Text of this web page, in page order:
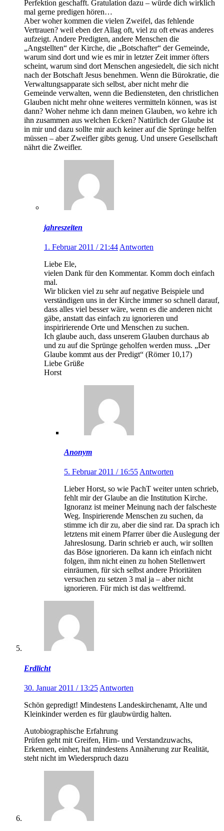
Perfektion geschafft. Gratulation dazu – würde dich wirklich
mal gerne predigen hören…
Aber woher kommen die vielen Zweifel, das fehlende
Vertrauen? weil eben der Allag oft, viel zu oft etwas anderes
aufzeigt. Andere Predigten, andere Menschen die
„Angstellten“ der Kirche, die „Botschafter“ der Gemeinde,
warum sind dort und wie es mir in letzter Zeit immer öfters
scheint, warum sind dort Menschen angesiedelt, die sich nicht
nach der Botschaft Jesus benehmen. Wenn die Bürokratie, die
Verwaltungsapparate sich selbst, aber nicht mehr die
Gemeinde verwalten, wenn die Bediensteten, den christlichen
Glauben nicht mehr ohne weiteres vermitteln können, was ist
dann? Woher nehme ich dann meinen Glauben, wo kehre ich
ihn zusammen aus welchen Ecken? Natürlich der Glaube ist
in mir und dazu sollte mir auch keiner auf die Sprünge helfen
müssen – aber Zweifler gibts genug. Und unsere Gesellschaft
nährt die Zweifler.
jahreszeiten
1. Februar 2011 / 21:44 Antworten
Liebe Ele,
vielen Dank für den Kommentar. Komm doch einfach
mal.
Wir blicken viel zu sehr auf negative Beispiele und
verständigen uns in der Kirche immer so schnell darauf,
dass alles viel besser wäre, wenn es die anderen nicht
gäbe, anstatt das einfach zu ignorieren und
inspiririerende Orte und Menschen zu suchen.
Ich glaube auch, dass unserem Glauben durchaus ab
und zu auf die Sprünge geholfen werden muss. „Der
Glaube kommt aus der Predigt“ (Römer 10,17)
Liebe Grüße
Horst
Anonym
5. Februar 2011 / 16:55Antworten
Lieber Horst, so wie PachT weiter unten schrieb,
fehlt mir der Glaube an die Institution Kirche.
Ignoranz ist meiner Meinung nach der falscheste
Weg. Inspirierende Menschen zu suchen, da
stimme ich dir zu, aber die sind rar. Da sprach ich
letztens mit einem Pfarrer über die Auslegung der
Jahreslosung. Darin schrieb er auch, wir sollten
das Böse ignorieren. Da kann ich einfach nicht
folgen, ihm nicht einen zu hohen Stellenwert
einräumen, für sich selbst andere Prioritäten
versuchen zu setzen 3 mal ja – aber nicht
ignorieren. Für mich ist das weltfremd.
Erdlicht
30. Januar 2011 / 13:25 Antworten
Schön gepredigt! Mindestens Landeskirchenamt, Alte und
Kleinkinder werden es für glaubwürdig halten.
Autobiographische Erfahrung
Prüfen geht mit Greifen, Hirn- und Verstandzuwachs,
Erkennen, einher, hat mindestens Annäherung zur Realität,
steht nicht im Wiederspruch dazu